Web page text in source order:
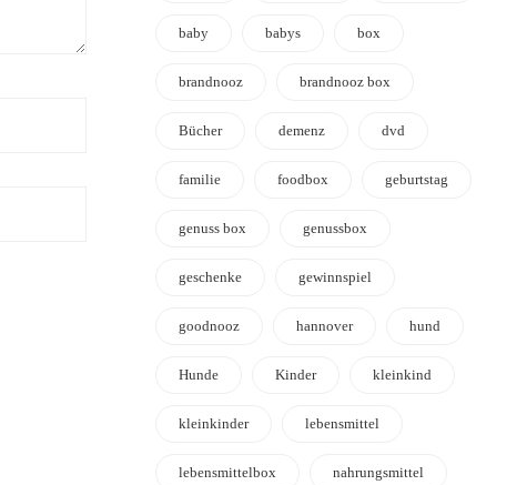
baby babys box
brandnooz brandnooz box
Bücher demenz dvd
familie foodbox geburtstag
genuss box genussbox
geschenke gewinnspiel
goodnooz hannover hund
Hunde Kinder kleinkind
kleinkinder lebensmittel
lebensmittelbox nahrungsmittel